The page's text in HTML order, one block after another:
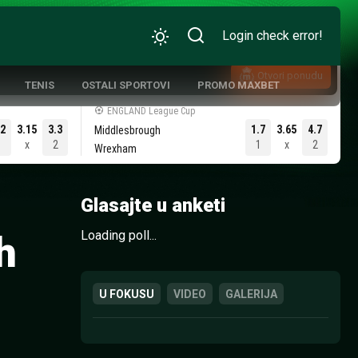
Login check error!
TENIS OSTALI SPORTOVI PROMO MAXBET
3.15
x
3.3
2
ENGLAND League Cup
Middlesbrough
Wrexham
1.7
1
3.65
x
4.7
2
Otvori ponudu
Glasajte u anketi
Loading poll...
U FOKUSU VIDEO GALERIJA